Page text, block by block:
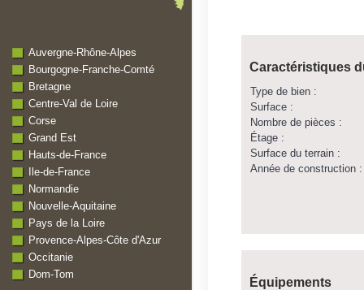
Auvergne-Rhône-Alpes
Bourgogne-Franche-Comté
Bretagne
Centre-Val de Loire
Corse
Grand Est
Hauts-de-France
Ile-de-France
Normandie
Nouvelle-Aquitaine
Pays de la Loire
Provence-Alpes-Côte d'Azur
Occitanie
Dom-Tom
Caractéristiques
Type de bien :
Surface :
Nombre de pièces :
Étage :
Surface du terrain :
Année de construction :
Équipements